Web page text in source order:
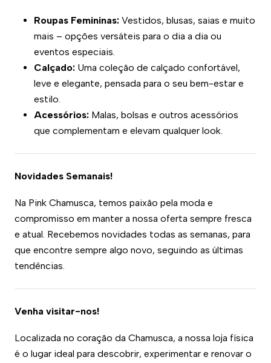
Roupas Femininas: Vestidos, blusas, saias e muito
mais – opções versáteis para o dia a dia ou
eventos especiais.
Calçado: Uma coleção de calçado confortável,
leve e elegante, pensada para o seu bem-estar e
estilo.
Acessórios: Malas, bolsas e outros acessórios
que complementam e elevam qualquer look.
Novidades Semanais!
Na Pink Chamusca, temos paixão pela moda e
compromisso em manter a nossa oferta sempre fresca
e atual. Recebemos novidades todas as semanas, para
que encontre sempre algo novo, seguindo as últimas
tendências.
Venha visitar-nos!
Localizada no coração da Chamusca, a nossa loja física
é o lugar ideal para descobrir, experimentar e renovar o